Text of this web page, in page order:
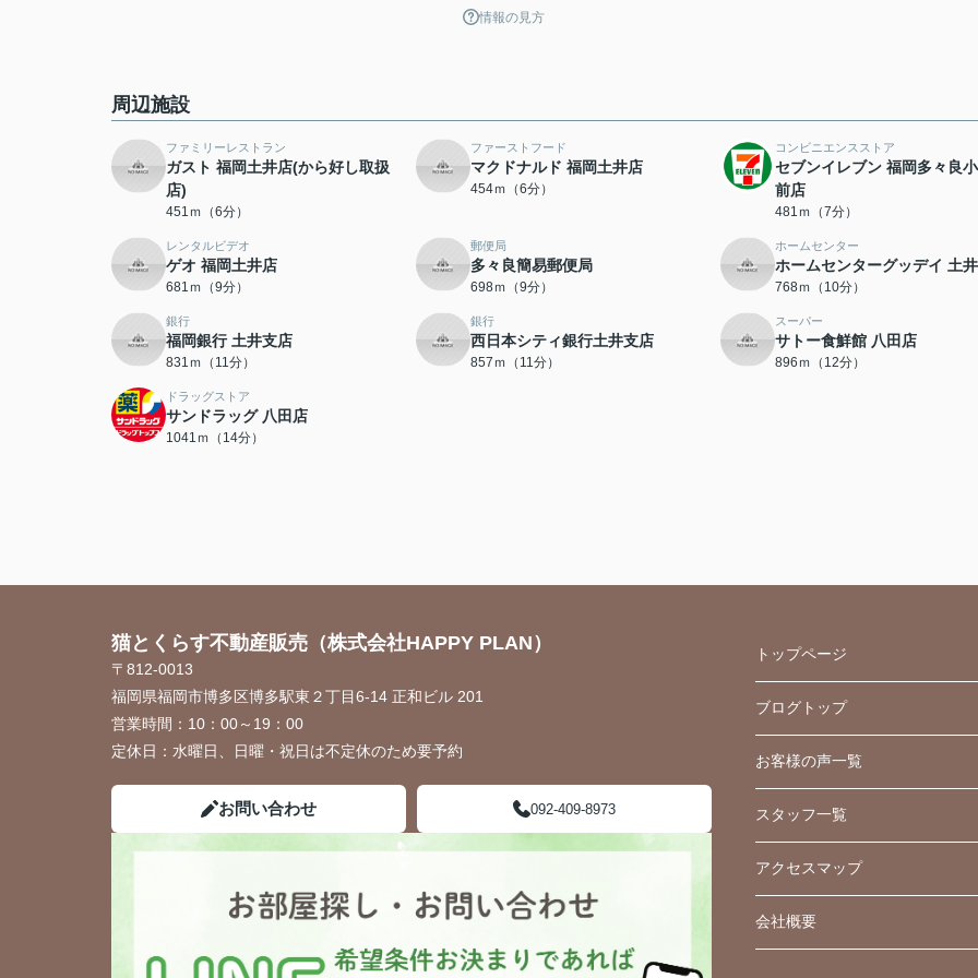
情報の見方
周辺施設
ファミリーレストラン
ガスト 福岡土井店(から好し取扱
店)
451ｍ（6分）
ファーストフード
マクドナルド 福岡土井店
454ｍ（6分）
コンビニエンスストア
セブンイレブン 福岡多々良
前店
481ｍ（7分）
レンタルビデオ
ゲオ 福岡土井店
681ｍ（9分）
郵便局
多々良簡易郵便局
698ｍ（9分）
ホームセンター
ホームセンターグッデイ 土
768ｍ（10分）
銀行
福岡銀行 土井支店
831ｍ（11分）
銀行
西日本シティ銀行土井支店
857ｍ（11分）
スーパー
サトー食鮮館 八田店
896ｍ（12分）
ドラッグストア
サンドラッグ 八田店
1041ｍ（14分）
猫とくらす不動産販売（株式会社HAPPY PLAN）
〒812-0013
福岡県福岡市博多区博多駅東２丁目6-14 正和ビル 201
営業時間： 10：00～19：00
定休日： 水曜日、日曜・祝日は不定休のため要予約
お問い合わせ 092-409-8973
トップページ
ブログトップ
お客様の声一覧
スタッフ一覧
アクセスマップ
会社概要